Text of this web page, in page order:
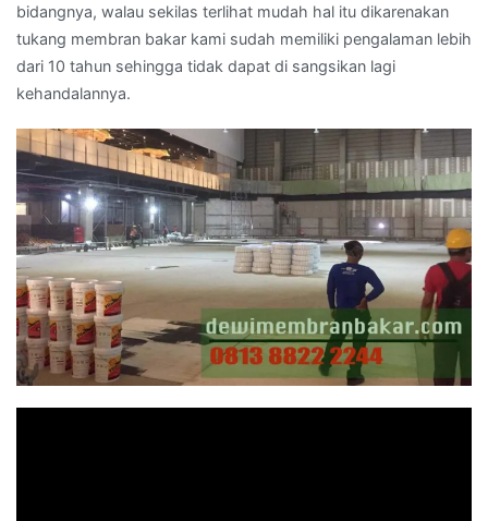
bidangnya, walau sekilas terlihat mudah hal itu dikarenakan
tukang membran bakar kami sudah memiliki pengalaman lebih
dari 10 tahun sehingga tidak dapat di sangsikan lagi
kehandalannya.